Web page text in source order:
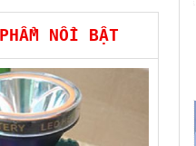
NỔI BẬT